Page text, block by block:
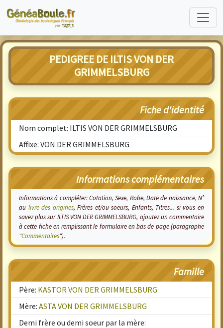
PEDIGREE DE ILTIS VON DER
GRIMMELSBURG
Fiche d'identité
Nom complet: ILTIS VON DER GRIMMELSBURG
Affixe: VON DER GRIMMELSBURG
Informations complémentaires
Informations à compléter: Cotation, Sexe, Robe, Date de naissance, N°
au livre des origines, Frères et/ou soeurs, Enfants, Titres... si vous en
savez plus sur ILTIS VON DER GRIMMELSBURG, ajoutez un commentaire
à cette fiche en remplissant le formulaire en bas de page (paragraphe
"Commentaires").
Famille
Père: KASTOR VON DER GRIMMELSBURG
Mère: ASTA VON DER GRIMMELSBURG
Demi frère ou demi soeur par la mère: